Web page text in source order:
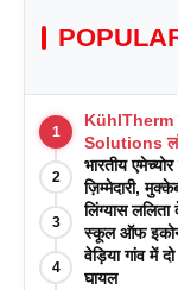
1
KühlTherm
Solutions
2
भारतीय
ज़िम्मेदारी,
3
लिंग्यास
स्कूल ऑफ
पत्रिकाओं में
आयोजन किया
4
वेड़िया गांव में
घायल